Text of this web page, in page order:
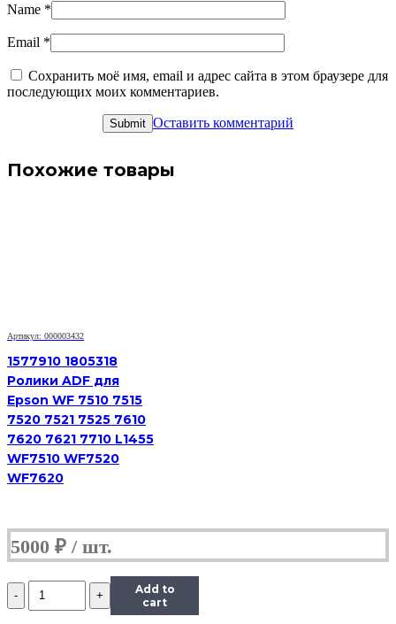
Name *
Email *
Сохранить моё имя, email и адрес сайта в этом браузере для
последующих моих комментариев.
Оставить комментарий
Похожие товары
Артикул: 000003432
1577910 1805318
Ролики ADF для
Epson WF 7510 7515
7520 7521 7525 7610
7620 7621 7710 L1455
WF7510 WF7520
WF7620
5000 ₽
Количество
Ролики
Add to
cart